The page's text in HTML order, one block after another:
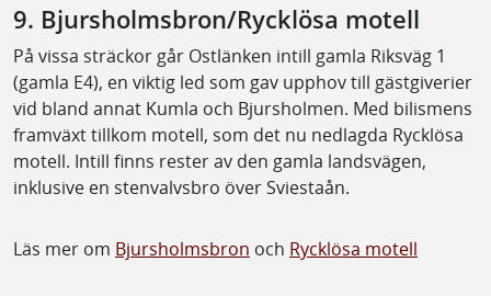
9. Bjursholmsbron/Rycklösa motell
På vissa sträckor går Ostlänken intill gamla Riksväg 1
(gamla E4), en viktig led som gav upphov till gästgiverier
vid bland annat Kumla och Bjursholmen. Med bilismens
framväxt tillkom motell, som det nu nedlagda Rycklösa
motell. Intill finns rester av den gamla landsvägen,
inklusive en stenvalvsbro över Sviestaån.
Läs mer om Bjursholmsbron och Rycklösa motell